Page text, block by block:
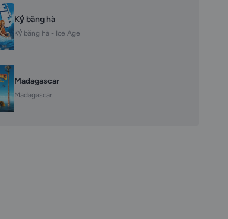
Kỷ băng hà
Kỷ băng hà - Ice Age
Madagascar
Madagascar